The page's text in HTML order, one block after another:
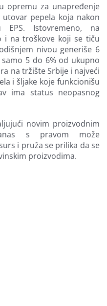
opremu za unapređenje
pepela koja nakon
Istovremeno, na
i na troškove koji se tiču
nivou generiše 6
5 do 6% od ukupno
na tržište Srbije i najveći
i šljake koje funkcionišu
ima status neopasnog
novim proizvodnim
s pravom može
i pruža se prilika da se
proizvodima.